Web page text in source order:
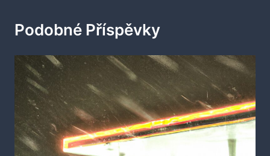
Podobné Příspěvky